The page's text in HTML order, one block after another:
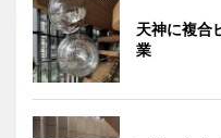
天神に複合
業